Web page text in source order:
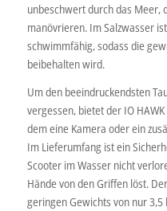
unbeschwert durch das Meer,
manövrieren. Im Salzwasser
schwimmfähig, sodass die
beibehalten wird.
Um den beeindruckendsten
vergessen, bietet der IO
dem eine Kamera oder ein
Im Lieferumfang ist ein
Scooter im Wasser nicht
Hände von den Griffen löst.
geringen Gewichts von nur